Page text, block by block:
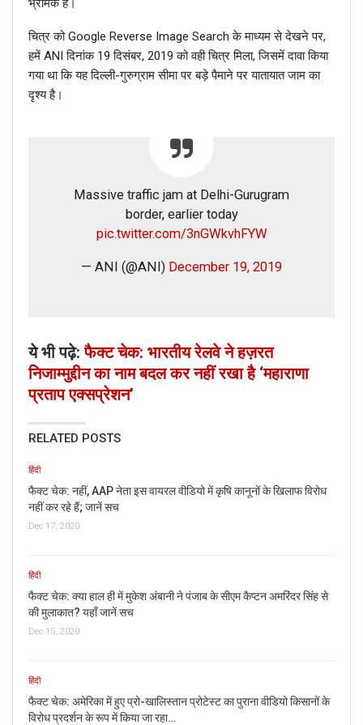
भ्रामक है।
चित्र को Google Reverse Image Search के माध्यम से देखने पर,
हमें ANI दिनांक 19 दिसंबर, 2019 को वही चित्र मिला, जिसमें दावा किया
गया था कि यह दिल्ली-गुरुग्राम सीमा पर बड़े पैमाने पर यातायात जाम का
दृश्य है।
Massive traffic jam at Delhi-Gurugram
border, earlier today
pic.twitter.com/3nGWkvhFYW
— ANI (@ANI) December 19, 2019
ये भी पढ़े:फैक्ट चेक: भारतीय रेलवे ने हज़रत
निजाम्मुद्दीन का नाम बदल कर नहीं रखा है ‘महाराणा
प्रताप एक्सप्रेशन’
RELATED POSTS
हिंदी
फैक्ट चेक: नहीं, AAP नेता इस वायरल वीडियो में कृषि कानूनों के खिलाफ विरोध
नहीं कर रहे हैं; जानें सच
Dec 17, 2020
हिंदी
फैक्ट चेक: क्या हाल ही में मुकेश अंबानी ने पंजाब के सीएम कैप्टन अमरिंदर सिंह से
की मुलाकात? यहाँ जानें सच
Dec 15, 2020
हिंदी
फैक्ट चेक: अमेरिका में हुए प्रो-खालिस्तान प्रोटेस्ट का पुराना वीडियो किसानों के
विरोध प्रदर्शन के रूप में किया जा रहा…